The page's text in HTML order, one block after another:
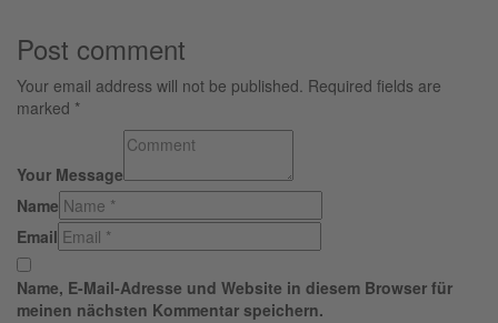
Post comment
Your email address will not be published. Required fields are
marked *
Your Message
Name
Email
Name, E-Mail-Adresse und Website in diesem Browser für
meinen nächsten Kommentar speichern.